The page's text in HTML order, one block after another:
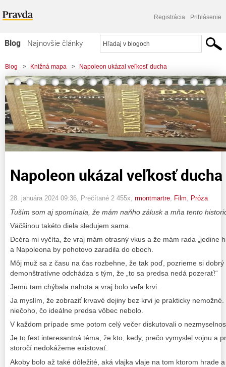
Registrácia Prihlásenie
Blog
Najnovšie články
Najčítanejšie články
Najkomentovanejšie články
Zoznam blogov
Komerčné blogy
Blog > Knižná mapa > Napoleon ukázal veľkosť ducha
Napoleon ukázal veľkosť ducha
28. januára 2024 09:36 , Prečítané 2 455x, rmontmartre Film Próza
Tuším som aj spomínala, že mám naňho zálusk a mňa tento
Väčšinou takéto diela sledujem sama.
Dcéra mi vyčíta, že vraj mám otrasný vkus a že mám rada „jedine
a Napoleona by pohotovo zaradila do oboch.
Môj muž sa z času na čas rozbehne, že tak poď, pozrieme si dobrý
demonštratívne odchádza s tým, že „to sa predsa nedá pozerať!“
Jemu tam chýbala nahota a vraj bolo veľa krvi.
Ja myslím, že zobraziť krvavé dejiny bez krvi je prakticky
niečoho, čo ideálne predsa vôbec nebolo.
V každom prípade sme potom celý večer diskutovali o
Je to fest interesantná téma, že kto, kedy, prečo vymyslel vojnu a
storočí nedokážeme existovať.
Akoby bolo až také dôležité, aká vlajka vlaje na tom ktorom hrade